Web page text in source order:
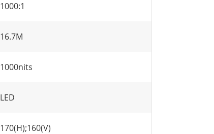
1000:1
16.7M
1000nits
LED
170(H);160(V)